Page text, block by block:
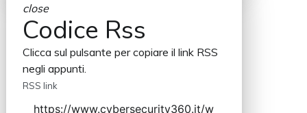
close
Codice Rss
Clicca sul pulsante per copiare il link RSS
negli appunti.
RSS link